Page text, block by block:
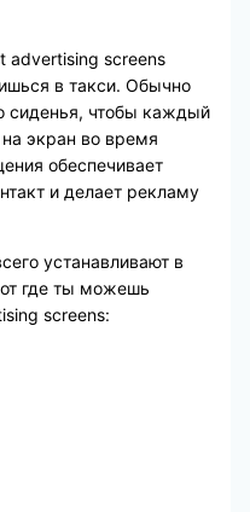
advertising screens
в такси. Обычно
сиденья, чтобы каждый
экран во время
обеспечивает
и делает рекламу
устанавливают в
где ты можешь
screens: